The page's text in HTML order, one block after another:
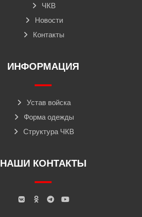
ЧКВ
Новости
Контакты
ИНФОРМАЦИЯ
Устав войска
Форма одежды
Структура ЧКВ
НАШИ КОНТАКТЫ